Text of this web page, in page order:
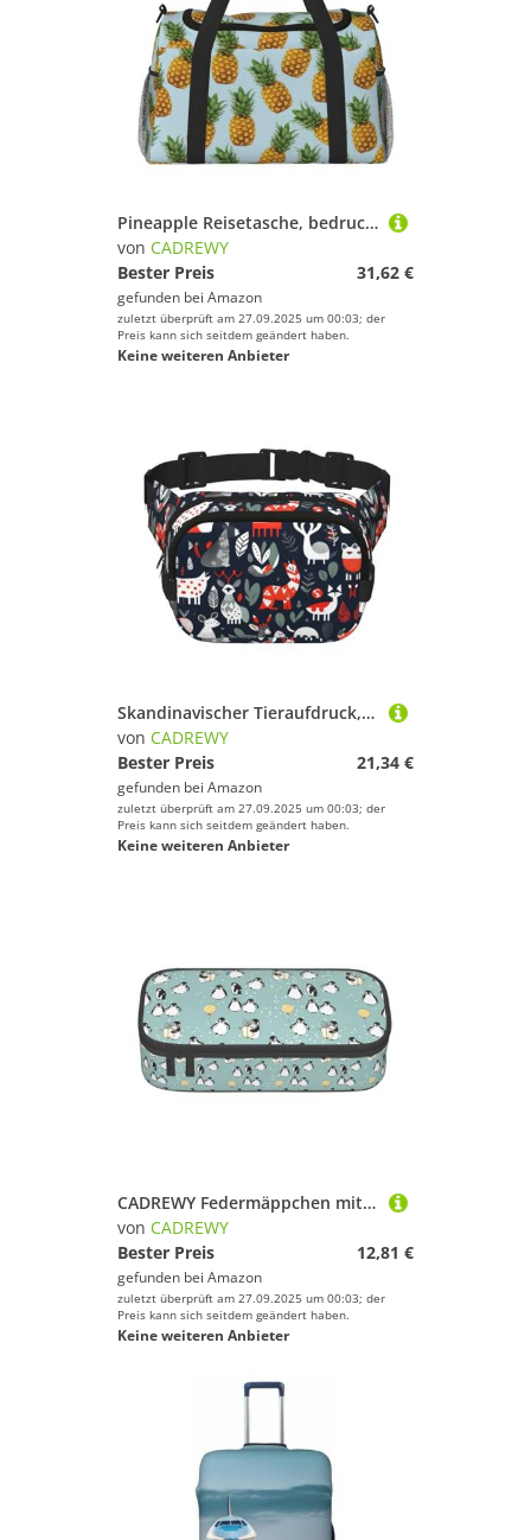
Pineapple Reisetasche, bedruckt, großes Fassungsvermögen, stilvolle Wochenendtasche für Outdoor-Aktivitäten
von CADREWY
Bester Preis
31,62 €
gefunden bei Amazon
zuletzt überprüft am 27.09.2025 um 00:03; der
Preis kann sich seitdem geändert haben.
Keine weiteren Anbieter
Skandinavischer Tieraufdruck, trendiges Rucksack, Crossbod, quadratisch, doppellagig, Reise- und Workout-Zubehör, Schwarz, Einheitsgröße
von CADREWY
Bester Preis
21,34 €
gefunden bei Amazon
zuletzt überprüft am 27.09.2025 um 00:03; der
Preis kann sich seitdem geändert haben.
Keine weiteren Anbieter
CADREWY Federmäppchen mit Pinguin-Ballon-Schneeflocken-Druck, geräumig, 21,6 x 5,1 x 9,4 cm, funktionale Aufbewahrung für Büro und Make-up
von CADREWY
Bester Preis
12,81 €
gefunden bei Amazon
zuletzt überprüft am 27.09.2025 um 00:03; der
Preis kann sich seitdem geändert haben.
Keine weiteren Anbieter